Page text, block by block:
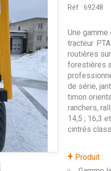
Réf : 69248
+ Produit :
Une
tracteur.
routières
forestières
de série,
timon
ranchers,
14,5 ; 16,3
cintrés